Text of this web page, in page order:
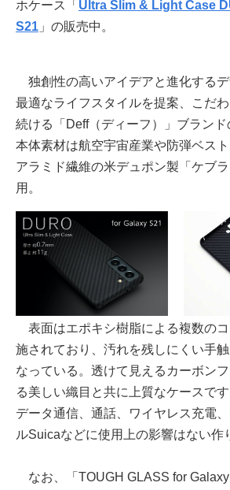
ホケース「 Ultra Slim & Light Case
S21 」の販売中。
独創性の高いアイデアと進化する
最適なライフスタイルを提案、こだ
続ける「Deff（ディーフ）」ブランド
本体素材は航空宇宙産業や防弾ベス
アラミド繊維の米デュポン製「ケブ
用。
表面はエポキシ樹脂による複数の
施されており、汚れを残しにくい手
なっている。透けて見えるカーボン
る美しい織目と共に上質なケースで
データ通信、通話、ワイヤレス充電
ルSuicaなどに使用上の影響はない作
なお、「TOUGH GLASS for